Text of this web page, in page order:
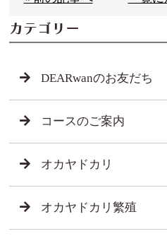
カテゴリー
DEARwanのお友だち
コースのご案内
オカヤドカリ
オカヤドカリ繁殖